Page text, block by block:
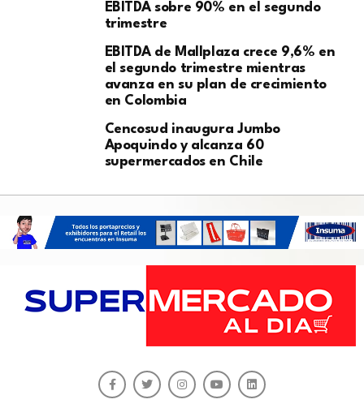
EBITDA sobre 90% en el segundo
trimestre
EBITDA de Mallplaza crece 9,6% en
el segundo trimestre mientras
avanza en su plan de crecimiento
en Colombia
Cencosud inaugura Jumbo
Apoquindo y alcanza 60
supermercados en Chile